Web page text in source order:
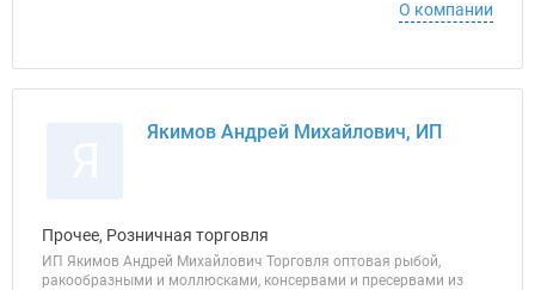
О компании
Якимов Андрей Михайлович, ИП
Прочее, Розничная торговля
ИП Якимов Андрей Михайлович Торговля оптовая рыбой,
ракообразными и моллюсками, консервами и пресервами из